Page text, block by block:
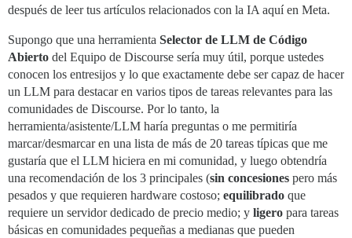
después de leer tus artículos relacionados con la IA aquí en Meta.
Supongo que una herramienta Selector de LLM de Código
Abierto del Equipo de Discourse sería muy útil, porque ustedes
conocen los entresijos y lo que exactamente debe ser capaz de hacer
un LLM para destacar en varios tipos de tareas relevantes para las
comunidades de Discourse. Por lo tanto, la
herramienta/asistente/LLM haría preguntas o me permitiría
marcar/desmarcar en una lista de más de 20 tareas típicas que me
gustaría que el LLM hiciera en mi comunidad, y luego obtendría
una recomendación de los 3 principales (sin concesiones pero más
pesados y que requieren hardware costoso; equilibrado que
requiere un servidor dedicado de precio medio; y ligero para tareas
básicas en comunidades pequeñas a medianas que pueden